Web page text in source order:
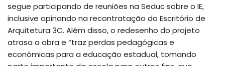
segue participando de reuniões na Seduc sobre o IE,
inclusive opinando na recontratação do Escritório de
Arquitetura 3C. Além disso, o redesenho do projeto
atrasa a obra e “traz perdas pedagógicas e
econômicas para a educação estadual, tomando